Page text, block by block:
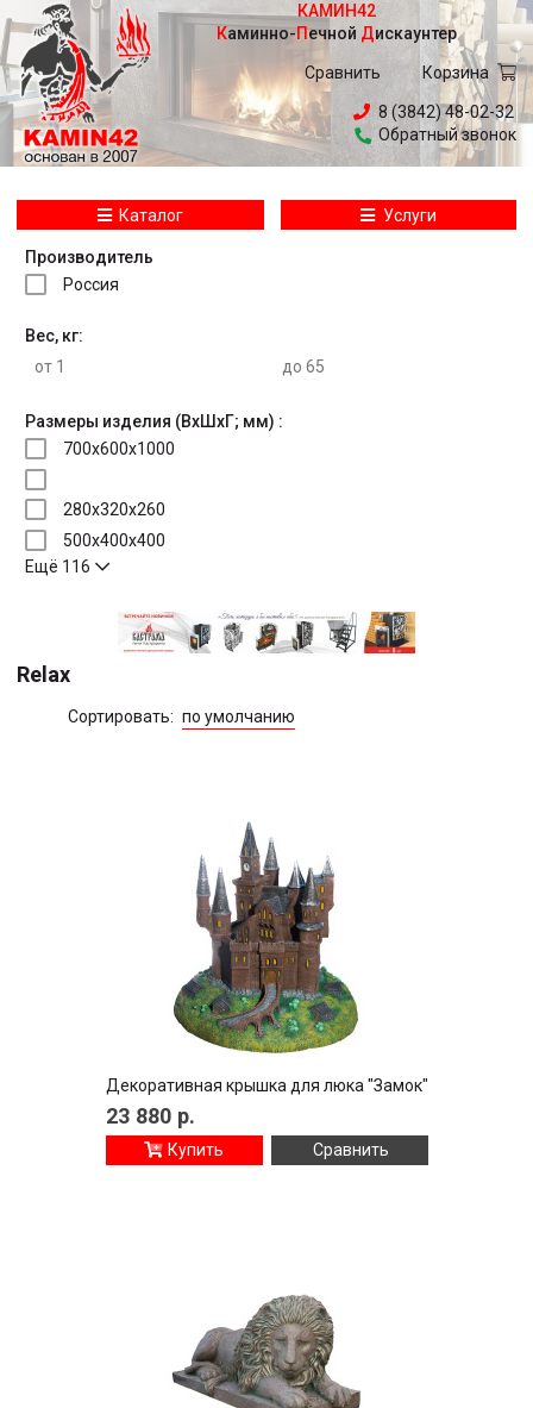
КАМИН42
Каминно- Печной Дискаунтер
Сравнить Корзина
8 (3842) 48-02-32
Обратный звонок
Каталог Услуги
Производитель
Россия
Вес, кг:
Размеры изделия (ВхШхГ; мм) :
700x600x1000
280x320x260
500x400x400
Ещё 116
Relax
Сортировать: по умолчанию
Декоративная крышка для люка "Замок"
23 880 р.
Купить Сравнить